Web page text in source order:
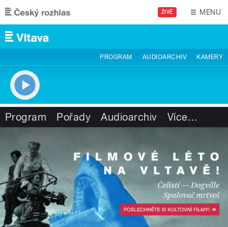
Přejít k hlavnímu obsahu
ŽIVĚ MENU
PROGRAM AUDIOARCHIV KAMERY
Program Pořady Audioarchiv Více…